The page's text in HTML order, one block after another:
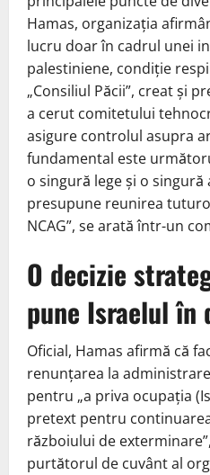
Hamas, organizația
lucru doar în cadrul unei
palestiniene, condiție
„Consiliul Păcii”, creat și
a cerut comitetului
asigure controlul asupra
fundamental este
o singură lege și o singură
presupune reunirea
NCAG”, se arată într-un
O decizie
pune Israelul
Oficial, Hamas afirmă că
renunțarea la
pentru „a priva ocupația
pretext pentru
războiului de
purtătorul de cuvânt al